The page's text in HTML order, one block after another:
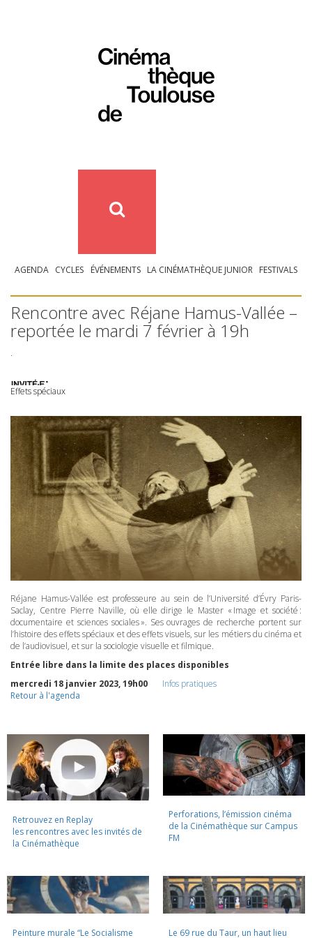
AGENDA CYCLES ÉVÉNEMENTS LA CINÉMATHÈQUE JUNIOR FESTIVALS
Rencontre avec Réjane Hamus-Vallée –
reportée le mardi 7 février à 19h
.
Effets spéciaux
Réjane Hamus-Vallée est professeure au sein de l’Université d’Évry Paris-
Saclay, Centre Pierre Naville, où elle dirige le Master « Image et société :
documentaire et sciences sociales ». Ses ouvrages de recherche portent sur
l’histoire des effets spéciaux et des effets visuels, sur les métiers du cinéma et
de l’audiovisuel, et sur la sociologie visuelle et filmique.
Entrée libre dans la limite des places disponibles
mercredi 18 janvier 2023, 19h00
Infos pratiques
Retour à l'agenda
Retrouvez en Replay
les rencontres avec les invités de
la Cinémathèque
Perforations, l’émission cinéma
de la Cinémathèque sur Campus
FM
Peinture murale “Le Socialisme Le 69 rue du Taur, un haut lieu